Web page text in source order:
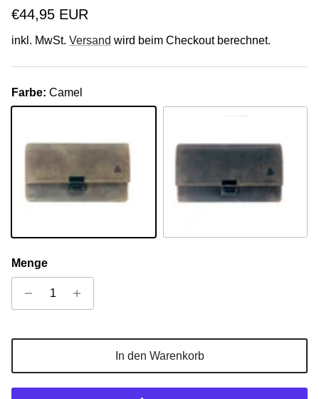
Normaler Preis
€44,95 EUR
inkl. MwSt. Versand wird beim Checkout berechnet.
Farbe: Camel
Camel
Menge
In den Warenkorb